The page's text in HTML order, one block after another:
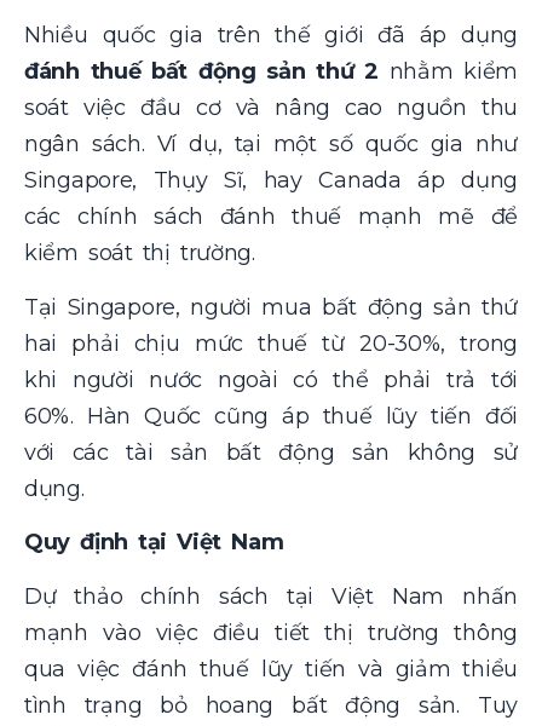
Nhiều quốc gia trên thế giới đã áp dụng
đánh thuế bất động sản thứ 2 nhằm kiểm
soát việc đầu cơ và nâng cao nguồn thu
ngân sách. Ví dụ, tại một số quốc gia như
Singapore, Thụy Sĩ, hay Canada áp dụng
các chính sách đánh thuế mạnh mẽ để
kiểm soát thị trường.
Tại Singapore, người mua bất động sản thứ
hai phải chịu mức thuế từ 20-30%, trong
khi người nước ngoài có thể phải trả tới
60%. Hàn Quốc cũng áp thuế lũy tiến đối
với các tài sản bất động sản không sử
dụng​.
Quy định tại Việt Nam
Dự thảo chính sách tại Việt Nam nhấn
mạnh vào việc điều tiết thị trường thông
qua việc đánh thuế lũy tiến và giảm thiểu
tình trạng bỏ hoang bất động sản. Tuy